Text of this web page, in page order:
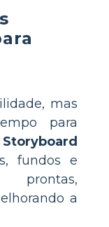
mas
para
Storyboard
fundos e
a